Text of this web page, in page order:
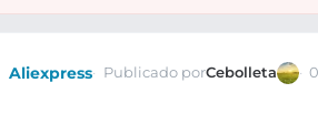
Aliexpress Publicado porCebolleta